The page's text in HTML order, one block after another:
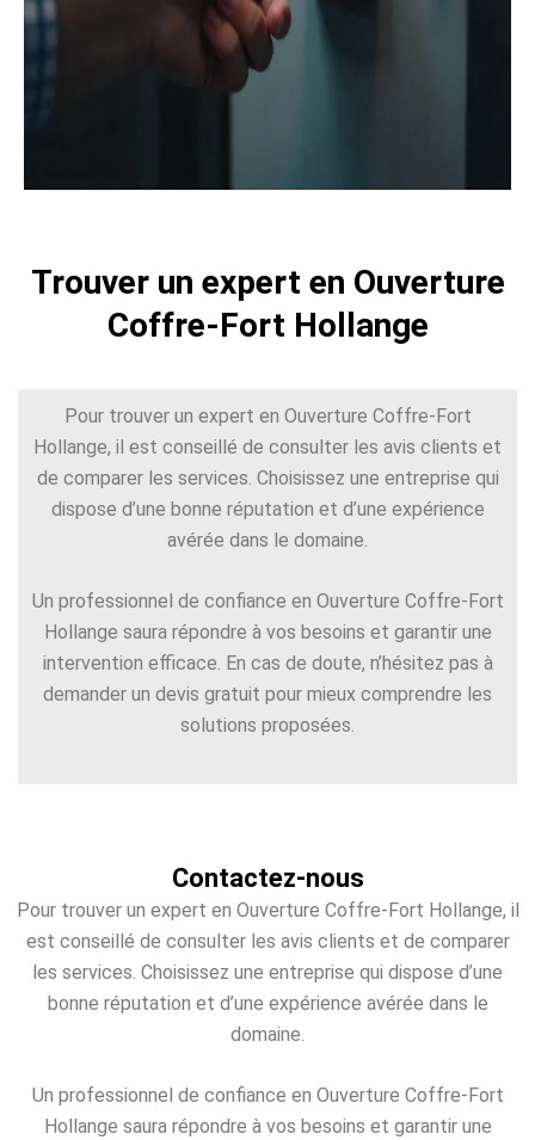
Trouver un expert en Ouverture
Coffre-Fort Hollange
Pour trouver un expert en Ouverture Coffre-Fort
Hollange, il est conseillé de consulter les avis clients et
de comparer les services. Choisissez une entreprise qui
dispose d’une bonne réputation et d’une expérience
avérée dans le domaine.
Un professionnel de confiance en Ouverture Coffre-Fort
Hollange saura répondre à vos besoins et garantir une
intervention efficace. En cas de doute, n’hésitez pas à
demander un devis gratuit pour mieux comprendre les
solutions proposées.
Contactez-nous
Pour trouver un expert en Ouverture Coffre-Fort Hollange, il
est conseillé de consulter les avis clients et de comparer
les services. Choisissez une entreprise qui dispose d’une
bonne réputation et d’une expérience avérée dans le
domaine.
Un professionnel de confiance en Ouverture Coffre-Fort
Hollange saura répondre à vos besoins et garantir une